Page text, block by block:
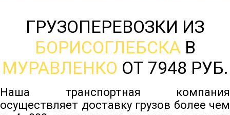
ГРУЗОПЕРЕВОЗКИ ИЗ
БОРИСОГЛЕБСКАВ
МУРАВЛЕНКО ОТ 7948 РУБ.
Наша транспортная компания
осуществляет доставку грузов более чем